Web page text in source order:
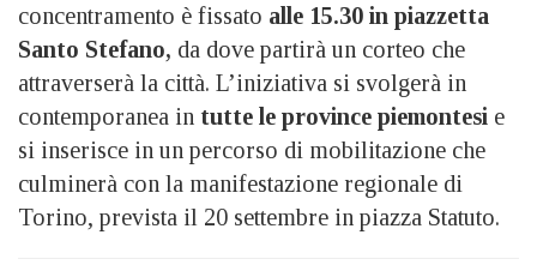
concentramento è fissato alle 15.30 in piazzetta
Santo Stefano, da dove partirà un corteo che
attraverserà la città. L’iniziativa si svolgerà in
contemporanea in tutte le province piemontesi e
si inserisce in un percorso di mobilitazione che
culminerà con la manifestazione regionale di
Torino, prevista il 20 settembre in piazza Statuto.